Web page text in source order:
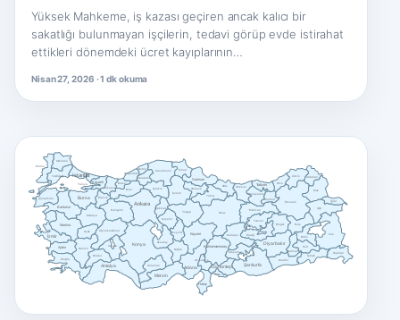
Yüksek Mahkeme, iş kazası geçiren ancak kalıcı bir
sakatlığı bulunmayan işçilerin, tedavi görüp evde istirahat
ettikleri dönemdeki ücret kayıplarının…
Nisan 27, 2026 · 1 dk okuma
Adana
Adıyaman
Afyonkarahisar
Aksaray
Amasya
Ankara
Antalya
Ardahan
Artvin
Aydın
Ağrı
Balıkesir
Bartın
Batman
Bayburt
Bilecik
Bingöl
Bitlis
Bolu
Burdur
Bursa
Denizli
Diyarbakır
Düzce
Edirne
Elazığ
Erzincan
Erzurum
Eskişehir
Gaziantep
Giresun
Gümüşhane
Hakkâri
Hatay
Isparta
Istanbul
Iğdır
İzmir
Kahramanmaraş
Karabük
Karaman
Kars
Kastamonu
Kayseri
Kilis
Kocaeli
Konya
Kütahya
Kırklareli
Kırıkkale
Kırşehir
Malatya
Manisa
Mardin
Mersin
Muğla
Muş
Nevşehir
Niğde
Ordu
Osmaniye
Rize
Sakarya
Samsun
Siirt
Sinop
Sivas
Tekirdağ
Tokat
Trabzon
Tunceli
Uşak
Van
Yalova
Yozgat
Zonguldak
Çanakkale
Çankırı
Çorum
Şanlıurfa
Şırnak